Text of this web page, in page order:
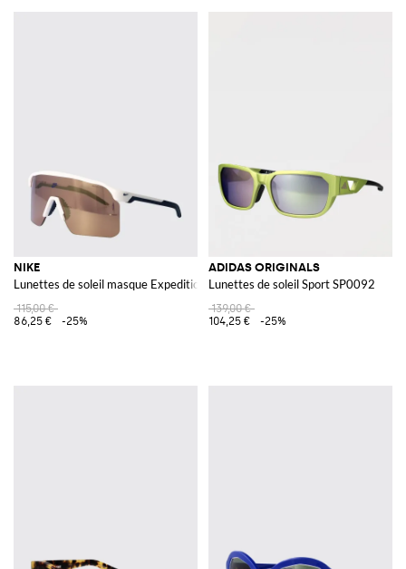
NIKE
Lunettes de soleil masque Expedition Shield en acétate bicolore
115,00 €
86,25 €
-25%
ADIDAS ORIGINALS
Lunettes de soleil Sport SP0092
139,00 €
104,25 €
-25%